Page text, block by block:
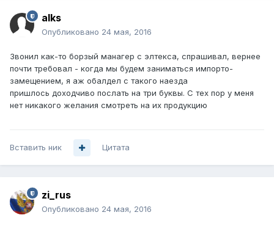
alks
Опубликовано 24 мая, 2016
Звонил как-то борзый манагер с элтекса, спрашивал, вернее
почти требовал - когда мы будем заниматься импорто-
замещением, я аж обалдел с такого наезда
пришлось доходчиво послать на три буквы. С тех пор у меня
нет никакого желания смотреть на их продукцию
Вставить ник Цитата
zi_rus
Опубликовано 24 мая, 2016